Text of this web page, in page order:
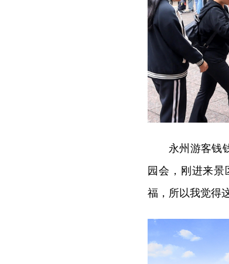
永州游客钱
园会，刚进来
福，所以我觉得